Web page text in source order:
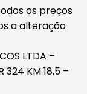
os preços
a alteração
LTDA –
324 KM 18,5 –